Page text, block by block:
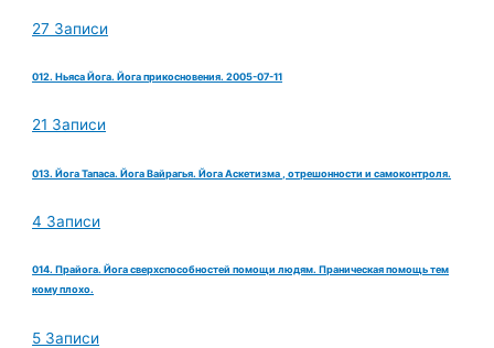
27 Записи
012. Ньяса Йога. Йога прикосновения. 2005-07-11
21 Записи
013. Йога Тапаса. Йога Вайрагья. Йога Аскетизма , отрешонности и самоконтроля.
4 Записи
014. Прайога. Йога сверхспособностей помощи людям. Праническая помощь тем
кому плохо.
5 Записи